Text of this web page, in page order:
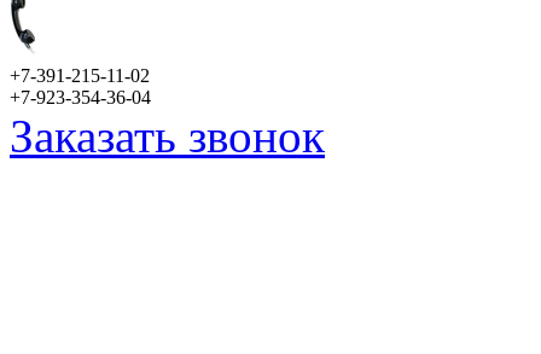
+7-391-215-11-02
+7-923-354-36-04
Заказать звонок